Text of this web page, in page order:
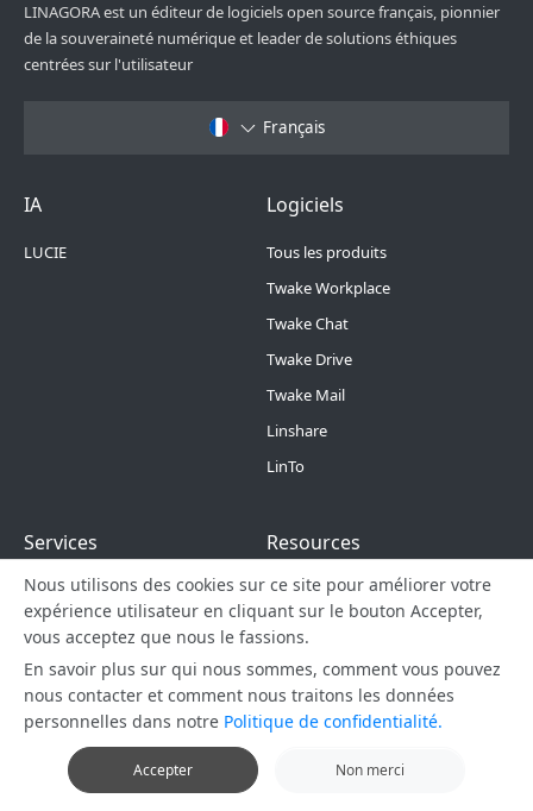
LINAGORA est un éditeur de logiciels open source français, pionnier
de la souveraineté numérique et leader de solutions éthiques
centrées sur l'utilisateur
Français
Footer Menu 6
IA
LUCIE
Footer Menu 1
Logiciels
Tous les produits
Twake Workplace
Twake Chat
Twake Drive
Twake Mail
Linshare
LinTo
Footer Menu 2
Services
OSSA
SmartSLA
Footer Menu 3
Resources
Conditions Générales
d’Utilisation
développement
Resources
Nous utilisons des cookies sur ce site pour améliorer votre
expérience utilisateur en cliquant sur le bouton Accepter,
vous acceptez que nous le fassions.
En savoir plus sur qui nous sommes, comment vous pouvez
nous contacter et comment nous traitons les données
personnelles dans notre Politique de confidentialité.
Accepter Non merci